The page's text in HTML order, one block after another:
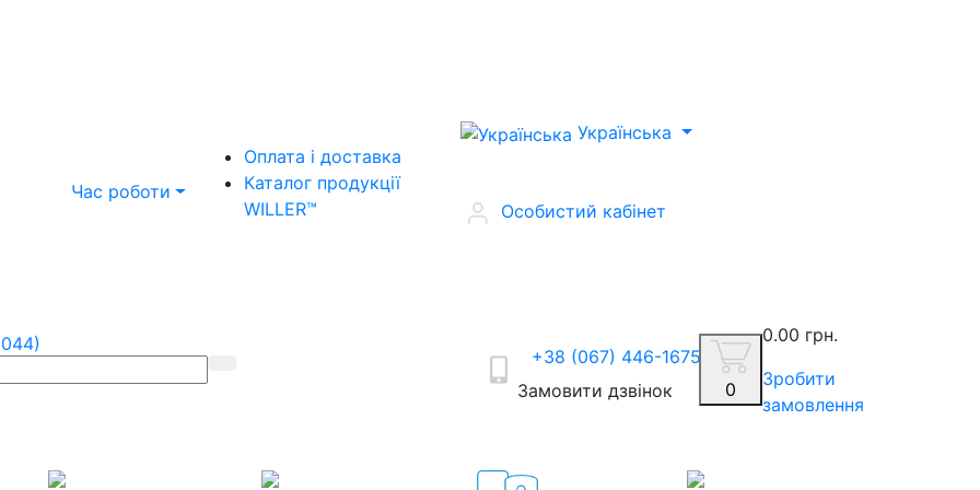
Час роботи
Оплата і доставка
Каталог продукції
WILLER™
Українська
Особистий кабінет
+38 (067) 446-1675
Замовити дзвінок
0
0.00 грн.
Зробити
замовлення